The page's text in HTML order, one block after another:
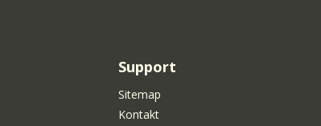
Support
Sitemap
Kontakt